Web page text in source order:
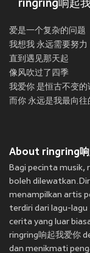
ringring响起
爱是一个复杂的问题
我想我 永远需要努力
直到遇见那天起
像风吹过了四季
我爱你 是恒古不变的
而你 永远是我最向
About ringring响
Bagi pecinta musik,
boleh
menampilkan artis
terdiri dari lagu-
cerita yang luar
ringring响起我爱你
dan menikmati